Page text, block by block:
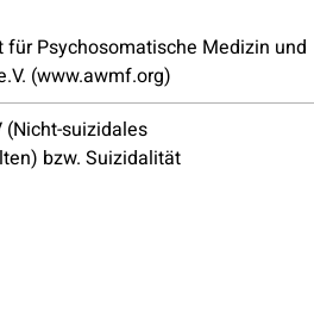
Psychosomatische Medizin und
(www.awmf.org)
(Nicht-suizidales
bzw. Suizidalität